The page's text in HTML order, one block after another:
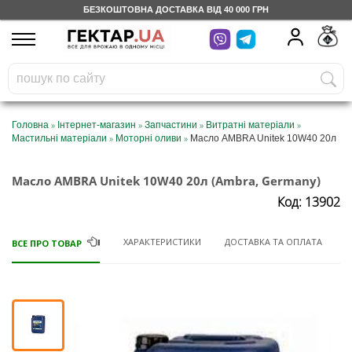
БЕЗКОШТОВНА ДОСТАВКА ВІД 40 000 ГРН
UA
На вашому
бонусному рахунку
грн
Безкоштовно по Україні
Щоденник
Відгуки
Головна » Інтернет-магазин » Запчастини » Витратні матеріали »
Мастильні матеріали » Моторні оливи » Масло AMBRA Unitek 10W40 20л
Масло AMBRA Unitek 10W40 20л (Ambra, Germany)
Код: 13902
ВСЕ ПРО ТОВАР ХАРАКТЕРИСТИКИ ДОСТАВКА ТА ОПЛАТА